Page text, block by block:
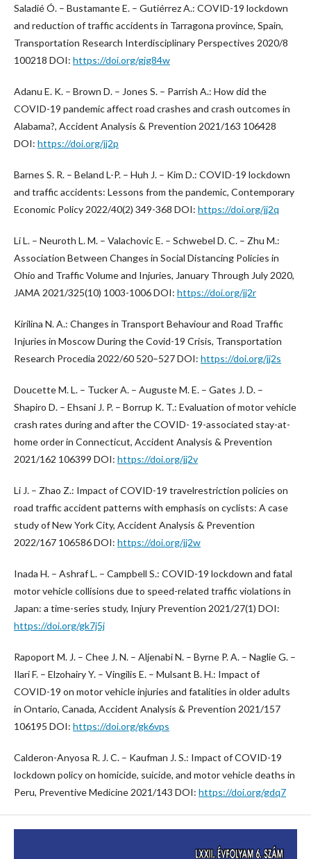
Saladié Ó. – Bustamante E. – Gutiérrez A.: COVID-19 lockdown
and reduction of traffic accidents in Tarragona province, Spain,
Transportation Research Interdisciplinary Perspectives 2020/8
100218 DOI: https://doi.org/gjg84w
Adanu E. K. – Brown D. – Jones S. – Parrish A.: How did the
COVID-19 pandemic affect road crashes and crash outcomes in
Alabama?, Accident Analysis & Prevention 2021/163 106428
DOI: https://doi.org/jj2p
Barnes S. R. – Beland L-P. – Huh J. – Kim D.: COVID-19 lockdown
and traffic accidents: Lessons from the pandemic, Contemporary
Economic Policy 2022/40(2) 349-368 DOI: https://doi.org/jj2q
Li L. – Neuroth L. M. – Valachovic E. – Schwebel D. C. – Zhu M.:
Association Between Changes in Social Distancing Policies in
Ohio and Traffic Volume and Injuries, January Through July 2020,
JAMA 2021/325(10) 1003-1006 DOI: https://doi.org/jj2r
Kirilina N. A.: Changes in Transport Behaviour and Road Traffic
Injuries in Moscow During the Covid-19 Crisis, Transportation
Research Procedia 2022/60 520–527 DOI: https://doi.org/jj2s
Doucette M. L. – Tucker A. – Auguste M. E. – Gates J. D. –
Shapiro D. – Ehsani J. P. – Borrup K. T.: Evaluation of motor vehicle
crash rates during and after the COVID- 19-associated stay-at-
home order in Connecticut, Accident Analysis & Prevention
2021/162 106399 DOI: https://doi.org/jj2v
Li J. – Zhao Z.: Impact of COVID-19 travelrestriction policies on
road traffic accident patterns with emphasis on cyclists: A case
study of New York City, Accident Analysis & Prevention
2022/167 106586 DOI: https://doi.org/jj2w
Inada H. – Ashraf L. – Campbell S.: COVID-19 lockdown and fatal
motor vehicle collisions due to speed-related traffic violations in
Japan: a time-series study, Injury Prevention 2021/27(1) DOI:
https://doi.org/gk7j5j
Rapoport M. J. – Chee J. N. – Aljenabi N. – Byrne P. A. – Naglie G. –
Ilari F. – Elzohairy Y. – Vingilis E. – Mulsant B. H.: Impact of
COVID-19 on motor vehicle injuries and fatalities in older adults
in Ontario, Canada, Accident Analysis & Prevention 2021/157
106195 DOI: https://doi.org/gk6vps
Calderon-Anyosa R. J. C. – Kaufman J. S.: Impact of COVID-19
lockdown policy on homicide, suicide, and motor vehicle deaths in
Peru, Preventive Medicine 2021/143 DOI: https://doi.org/gdq7